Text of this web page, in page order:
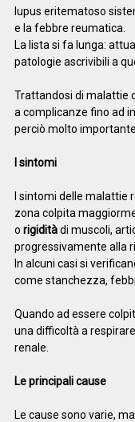
lupus eritematoso
e la febbre reumatica.
La lista si fa lunga:
patologie ascrivibili a
Trattandosi di malattie
a complicanze fino ad
perciò molto
I sintomi
I sintomi delle malattie
zona colpita
o rigiditàdi muscoli,
progressivamente alla
In alcuni casi si
come stanchezza,
Quando ad essere
una difficoltà a
renale.
Le principali cause
Le cause sono varie,